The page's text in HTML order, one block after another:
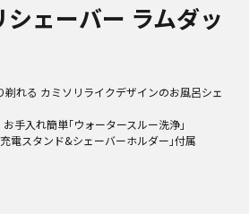
ェーバー ラムダッ
れる カミソリライクデザインのお風呂シェ
手入れ簡単｢ウォータースルー洗浄｣
電スタンド&シェーバーホルダー｣付属